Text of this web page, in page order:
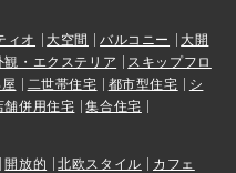
ィオ 大空間 バルコニー
大開
観・エクステリア
スキップフロ
二世帯住宅 都市型住宅
シ
舗併用住宅
集合住宅
開放的 北欧スタイル
カフェ